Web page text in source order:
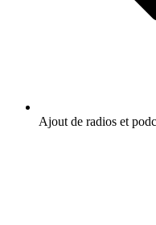
Ajout de radios et